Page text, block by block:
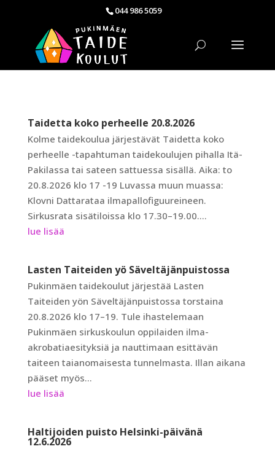
044 986 5059
Taidetta koko perheelle 20.8.2026
Kolme taidekoulua järjestävät Taidetta koko
perheelle -tapahtuman taidekoulujen pihalla Itä-
Pakilassa tai sateen sattuessa sisällä. Aika: to
20.8.2026 klo 17 -19 Luvassa muun muassa:
Klovni Dattarataa ilmapallofiguureineen.
Sirkusrata sisätiloissa klo 17.30–19.00....
lue lisää
Lasten Taiteiden yö Säveltäjänpuistossa
Pukinmäen taidekoulut järjestää Lasten
Taiteiden yön Säveltäjänpuistossa torstaina
20.8.2026 klo 17–19. Tule ihastelemaan
Pukinmäen sirkuskoulun oppilaiden ilma-
akrobatiaesityksiä ja nauttimaan esittävän
taiteen taianomaisesta tunnelmasta. Illan aikana
pääset myös...
lue lisää
Haltijoiden puisto Helsinki-päivänä
12.6.2026